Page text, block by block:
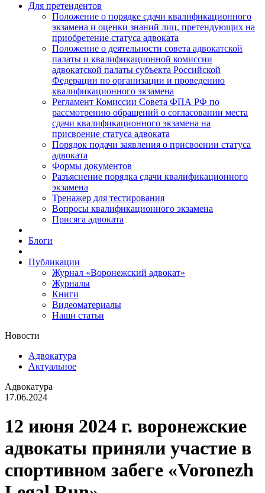
Для претендентов
Положение о порядке сдачи квалификационного
экзамена и оценки знаний лиц, претендующих на
приобретение статуса адвоката
Положение о деятельности совета адвокатской
палаты и квалификационной комиссии
адвокатской палаты субъекта Российской
Федерации по организации и проведению
квалификационного экзамена
Регламент Комиссии Совета ФПА РФ по
рассмотрению обращений о согласовании места
сдачи квалификационного экзамена на
присвоение статуса адвоката
Порядок подачи заявления о присвоении статуса
адвоката
Формы документов
Разъяснение порядка сдачи квалификационного
экзамена
Тренажер для тестирования
Вопросы квалификационного экзамена
Присяга адвоката
Блоги
Публикации
Журнал «Воронежский адвокат»
Журналы
Книги
Видеоматериалы
Наши статьи
Новости
Адвокатура
Актуальное
Адвокатура
17.06.2024
12 июня 2024 г. воронежские
адвокаты приняли участие в
спортивном забеге «Voronezh